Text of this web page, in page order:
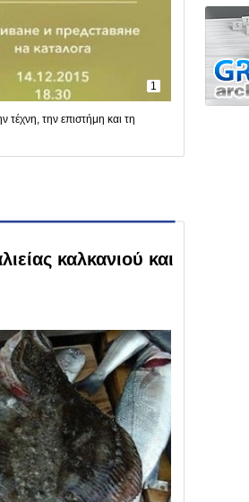
1
τέχνη, την επιστήμη και τη
καλκανιού και